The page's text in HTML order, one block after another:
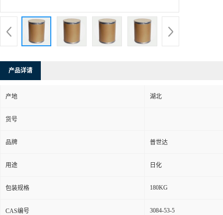
产品详请
产地 湖北
货号
品牌 普世达
用途 日化
包装规格 180KG
CAS编号 3084-53-5